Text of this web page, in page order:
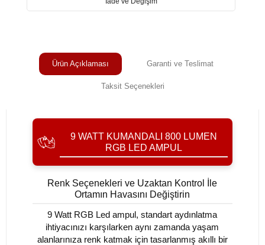
Ürün Açıklaması Garanti ve Teslimat
Taksit Seçenekleri
9 WATT KUMANDALI 800 LUMEN
RGB LED AMPUL
Renk Seçenekleri ve Uzaktan Kontrol İle
Ortamın Havasını Değiştirin
9 Watt RGB Led ampul, standart aydınlatma
ihtiyacınızı karşılarken aynı zamanda yaşam
alanlarınıza renk katmak için tasarlanmış akıllı bir